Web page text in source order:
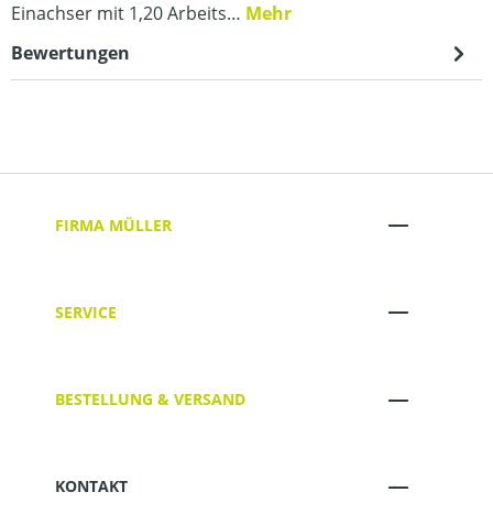
Einachser mit 1,20 Arbeits… Mehr
Bewertungen
FIRMA MÜLLER
SERVICE
BESTELLUNG & VERSAND
KONTAKT